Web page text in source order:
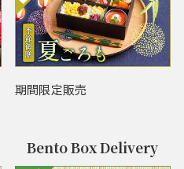
期間限定販売
Bento Box Delivery